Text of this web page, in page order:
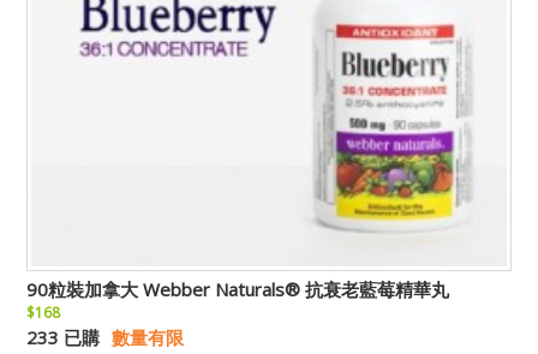
90粒裝加拿大 Webber Naturals® 抗衰老藍莓精華丸
$168
233 已購 數量有限